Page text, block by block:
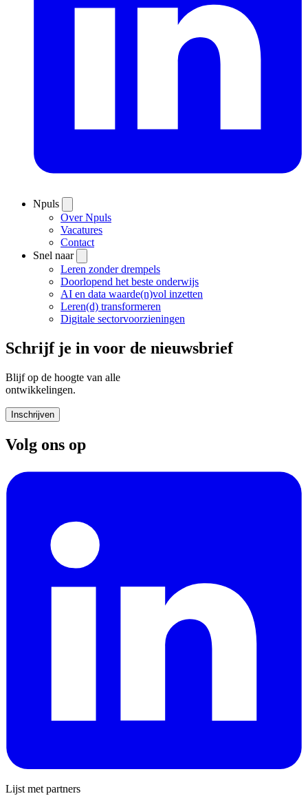
Npuls
Over Npuls
Vacatures
Contact
Snel naar
Leren zonder drempels
Doorlopend het beste onderwijs
AI en data waarde(n)vol inzetten
Leren(d) transformeren
Digitale sectorvoorzieningen
Schrijf je in voor de nieuwsbrief
Blijf op de hoogte van alle
ontwikkelingen.
Inschrijven
Volg ons op
Lijst met partners